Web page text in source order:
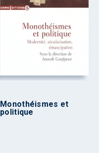
Monothéismes et
politique